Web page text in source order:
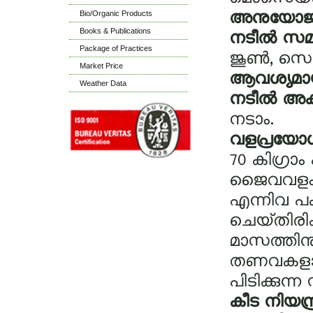
Bio/Organic Products
Books & Publications
Package of Practices
Market Price
Weather Data
നടീല്‍
ജൂണ്‍,
നടീല്‍
നടാം.
70
ജൈവവളം,
എന്നിവ
കീട